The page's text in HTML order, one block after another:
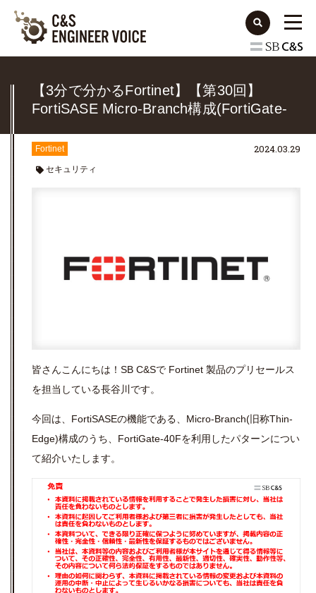
【3分で分かるFortinet】【第30回】
FortiSASE Micro-Branch構成(FortiGate-
Fortinet
セキュリティ
2024.03.29
皆さんこんにちは！SB C&Sで Fortinet 製品のプリセールス
を担当している長谷川です。
今回は、FortiSASEの機能である、Micro-Branch(旧称Thin-
Edge)構成のうち、FortiGate-40Fを利用したパターンについ
て紹介いたします。